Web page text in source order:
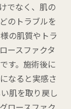
でなく、肌の
のトラブルを
の肌質やトラ
ースファクタ
す。施術後に
なると実感さ
肌を取り戻し